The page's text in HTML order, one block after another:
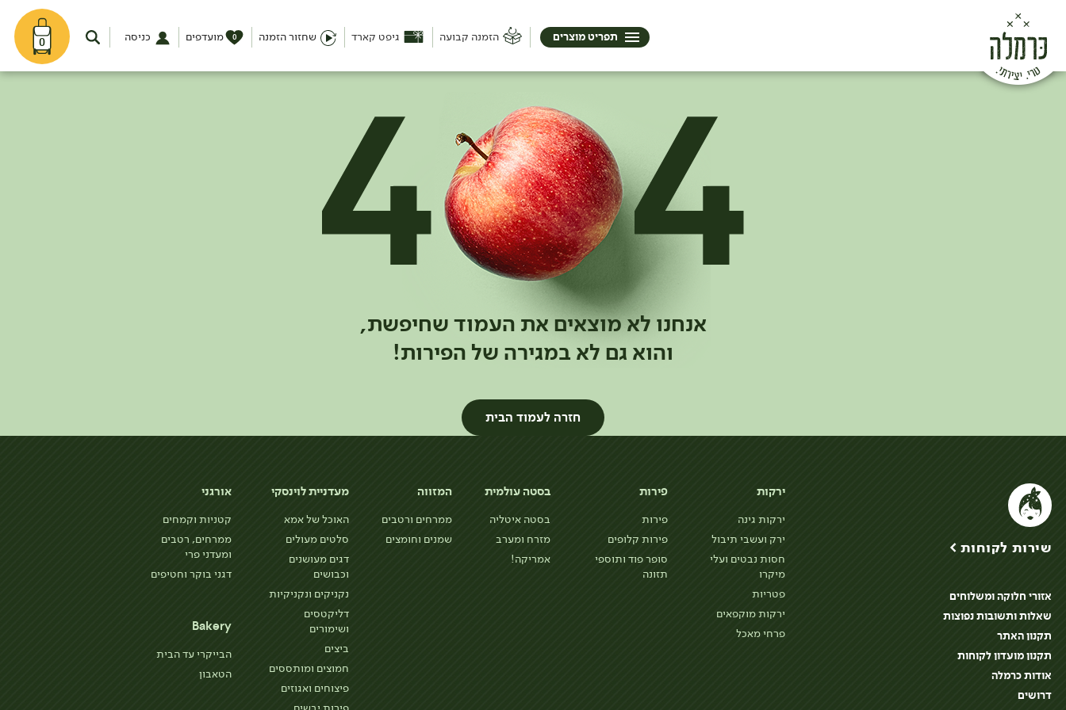
0 הזמנה קבועה גיפט קארד שחזור הזמנה מועדפים 0 כניסה תפריט מוצרים
אנחנו לא מוצאים את העמוד שחיפשת,
והוא גם לא במגירה של הפירות!
חזרה לעמוד הבית
ירקות
ירקות גינה
ירק ועשבי תיבול
חסות נבטים ועלי
מיקרו
פטריות
ירקות מוקפאים
פרחי מאכל
פירות
פירות
פירות קלופים
סופר פוד ותוספי
תזונה
בסטה עולמית
בסטה איטליה
מזרח ומערב
אמריקה!
המזווה
ממרחים ורטבים
שמנים וחומצים
מעדניית לוינסקי
האוכל של אמא
סלטים מעולים
דגים מעושנים
וכבושים
נקניקים ונקניקיות
דליקטסים
ושימורים
ביצים
חמוצים ומותססים
פיצוחים ואגוזים
אורגני
קטניות וקמחים
ממרחים, רטבים
ומעדני פרי
דגני בוקר וחטיפים
Bakery
הבייקרי עד הבית
הטאבון
שירות לקוחות >
אזורי חלוקה ומשלוחים
שאלות ותשובות נפוצות
תקנון האתר
תקנון מועדון לקוחות
אודות כרמלה
דרושים